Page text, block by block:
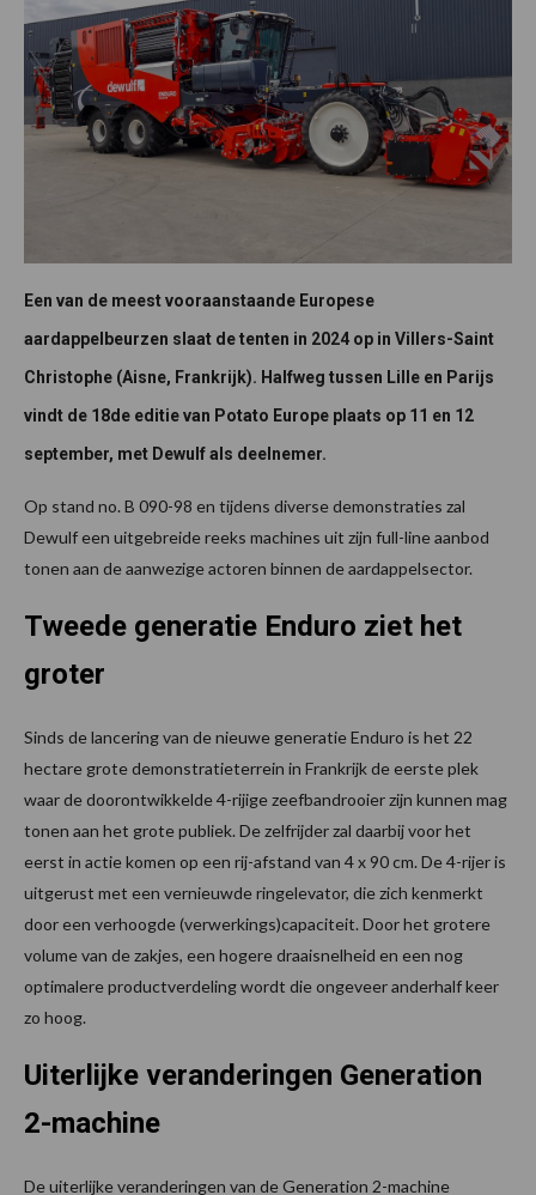
Een van de meest vooraanstaande Europese
aardappelbeurzen slaat de tenten in 2024 op in Villers-Saint
Christophe (Aisne, Frankrijk). Halfweg tussen Lille en Parijs
vindt de 18de editie van Potato Europe plaats op 11 en 12
september, met Dewulf als deelnemer.
Op stand no. B 090-98 en tijdens diverse demonstraties zal
Dewulf een uitgebreide reeks machines uit zijn full-line aanbod
tonen aan de aanwezige actoren binnen de aardappelsector.
Tweede generatie Enduro ziet het
groter
Sinds de lancering van de nieuwe generatie Enduro is het 22
hectare grote demonstratieterrein in Frankrijk de eerste plek
waar de doorontwikkelde 4-rijige zeefbandrooier zijn kunnen mag
tonen aan het grote publiek. De zelfrijder zal daarbij voor het
eerst in actie komen op een rij-afstand van 4 x 90 cm. De 4-rijer is
uitgerust met een vernieuwde ringelevator, die zich kenmerkt
door een verhoogde (verwerkings)capaciteit. Door het grotere
volume van de zakjes, een hogere draaisnelheid en een nog
optimalere productverdeling wordt die ongeveer anderhalf keer
zo hoog.
Uiterlijke veranderingen Generation
2-machine
De uiterlijke veranderingen van de Generation 2-machine